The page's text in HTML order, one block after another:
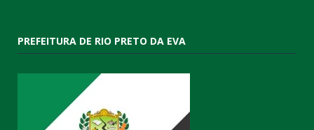
PREFEITURA DE RIO PRETO DA EVA